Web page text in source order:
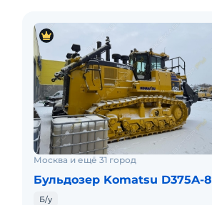
Москва и ещё 31 город
Бульдозер Komatsu D375A-8
Б/у